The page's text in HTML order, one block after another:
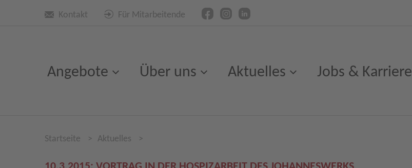
Kontakt Für Mitarbeitende
Angebote Über uns Aktuelles Jobs & Karriere
Startseite > Aktuelles >